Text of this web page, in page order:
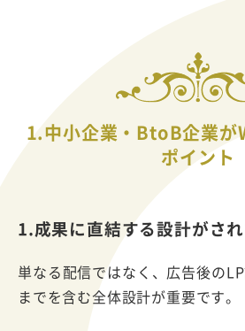
1.中小企業・BtoB企業が
ポイント
1.成果に直結する設計がさ
単なる配信ではなく、広告後の
までを含む全体設計が重要です。